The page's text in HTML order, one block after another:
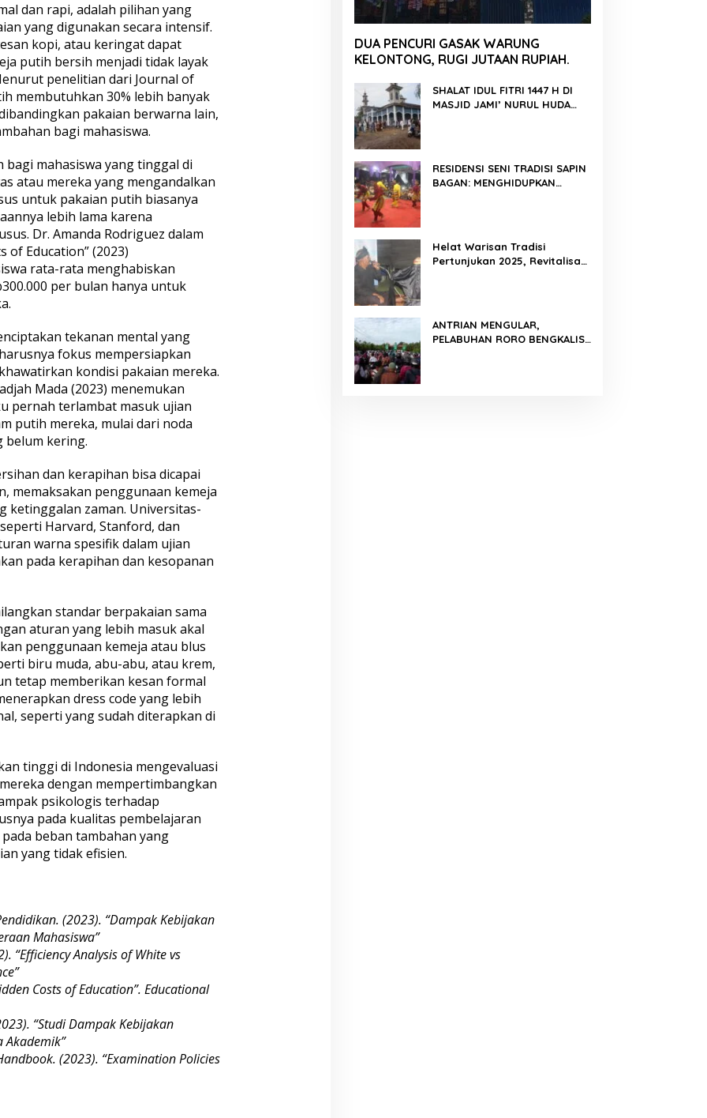
dan rapi, adalah pilihan yang
yang digunakan secara intensif.
kopi, atau keringat dapat
putih bersih menjadi tidak layak
penelitian dari Journal of
membutuhkan 30% lebih banyak
pakaian berwarna lain,
bagi mahasiswa.
mahasiswa yang tinggal di
atau mereka yang mengandalkan
untuk pakaian putih biasanya
lebih lama karena
Dr. Amanda Rodriguez dalam
of Education” (2023)
rata-rata menghabiskan
per bulan hanya untuk
tekanan mental yang
fokus mempersiapkan
kondisi pakaian mereka.
Mada (2023) menemukan
pernah terlambat masuk ujian
putih mereka, mulai dari noda
belum kering.
dan kerapihan bisa dicapai
memaksakan penggunaan kemeja
ketinggalan zaman. Universitas-
Harvard, Stanford, dan
warna spesifik dalam ujian
pada kerapihan dan kesopanan
standar berpakaian sama
aturan yang lebih masuk akal
penggunaan kemeja atau blus
biru muda, abu-abu, atau krem,
tetap memberikan kesan formal
dress code yang lebih
seperti yang sudah diterapkan di
tinggi di Indonesia mengevaluasi
dengan mempertimbangkan
psikologis terhadap
pada kualitas pembelajaran
beban tambahan yang
yang tidak efisien.
(2023). “Dampak Kebijakan
Mahasiswa”
“Efficiency Analysis of White vs
Costs of Education”. Educational
“Studi Dampak Kebijakan
Akademik”
(2023). “Examination Policies
DUA PENCURI GASAK WARUNG
KELONTONG, RUGI JUTAAN RUPIAH.
SHALAT IDUL FITRI 1447 H DI
MASJID JAMI’ NURUL HUDA
RESIDENSI SENI TRADISI SAPIN
BAGAN: MENGHIDUPKAN
Helat Warisan Tradisi
Pertunjukan 2025, Revitalisasi
ANTRIAN MENGULAR,
PELABUHAN RORO BENGKALIS